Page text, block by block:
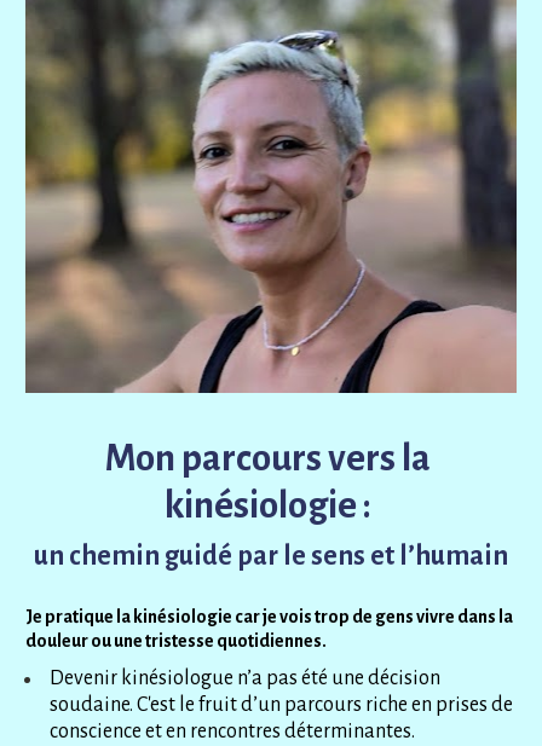
Mon parcours vers la
kinésiologie :
un chemin guidé par le sens et l’humain
Je pratique la kinésiologie car je vois trop de gens vivre dans la
douleur ou une tristesse quotidiennes.
Devenir kinésiologue n’a pas été une décision
soudaine. C'est le fruit d’un parcours riche en prises de
conscience et en rencontres déterminantes.